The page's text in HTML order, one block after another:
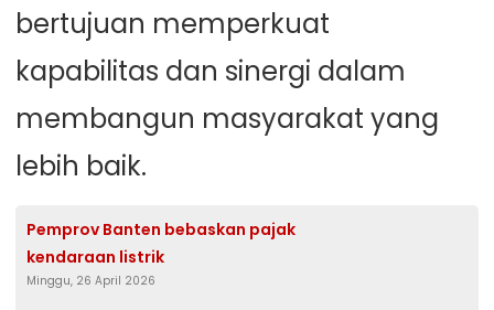
bertujuan memperkuat
kapabilitas dan sinergi dalam
membangun masyarakat yang
lebih baik.
Pemprov Banten bebaskan pajak
kendaraan listrik
Minggu, 26 April 2026